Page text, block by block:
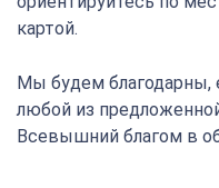
картой.
Мы будем благодарны,
любой из
Всевышний благом в